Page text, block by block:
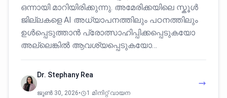
ഒന്നായി മാറിയിരിക്കുന്നു. അമേരിക്കയിലെ സ്കൂൾ
ജില്ലകളെ AI അധ്യാപനത്തിലും പഠനത്തിലും
ഉൾപ്പെടുത്താൻ പ്രോത്സാഹിപ്പിക്കപ്പെടുകയോ
അല്ലെങ്കിൽ ആവശ്യപ്പെടുകയോ…
Dr. Stephany Rea
ജൂൺ 30, 2026• 1 മിനിറ്റ് വായന